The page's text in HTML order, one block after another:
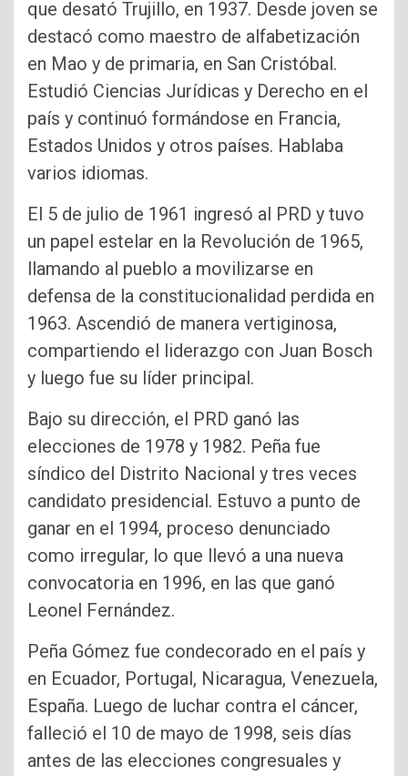
que desató Trujillo, en 1937. Desde joven se
destacó como maestro de alfabetización
en Mao y de primaria, en San Cristóbal.
Estudió Ciencias Jurídicas y Derecho en el
país y continuó formándose en Francia,
Estados Unidos y otros países. Hablaba
varios idiomas.
El 5 de julio de 1961 ingresó al PRD y tuvo
un papel estelar en la Revolución de 1965,
llamando al pueblo a movilizarse en
defensa de la constitucionalidad perdida en
1963. Ascendió de manera vertiginosa,
compartiendo el liderazgo con Juan Bosch
y luego fue su líder principal.
Bajo su dirección, el PRD ganó las
elecciones de 1978 y 1982. Peña fue
síndico del Distrito Nacional y tres veces
candidato presidencial. Estuvo a punto de
ganar en el 1994, proceso denunciado
como irregular, lo que llevó a una nueva
convocatoria en 1996, en las que ganó
Leonel Fernández.
Peña Gómez fue condecorado en el país y
en Ecuador, Portugal, Nicaragua, Venezuela,
España. Luego de luchar contra el cáncer,
falleció el 10 de mayo de 1998, seis días
antes de las elecciones congresuales y